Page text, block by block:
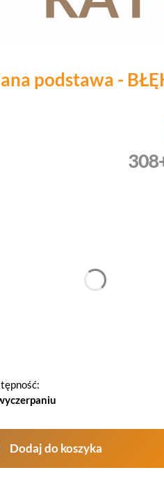
podstawa -
Żarówka w zestawie
Dodaj do koszyka